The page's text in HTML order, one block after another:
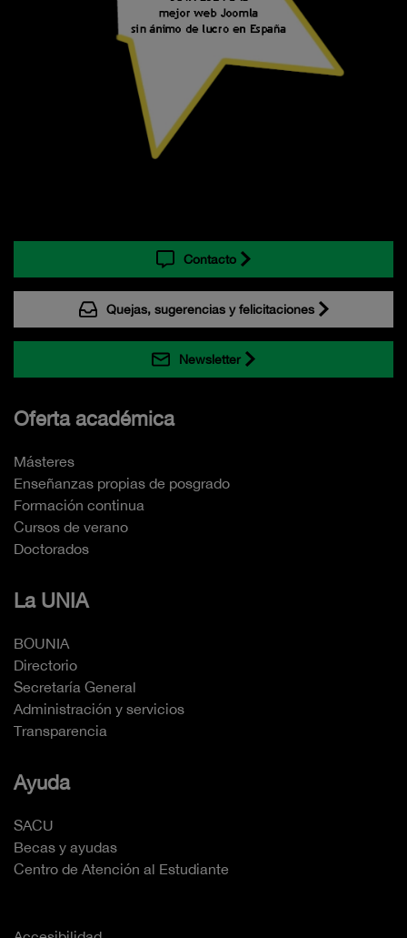
Contacto
Quejas, sugerencias y felicitaciones
Newsletter
Oferta académica
Másteres
Enseñanzas propias de posgrado
Formación continua
Cursos de verano
Doctorados
La UNIA
BOUNIA
Directorio
Secretaría General
Administración y servicios
Transparencia
Ayuda
SACU
Becas y ayudas
Centro de Atención al Estudiante